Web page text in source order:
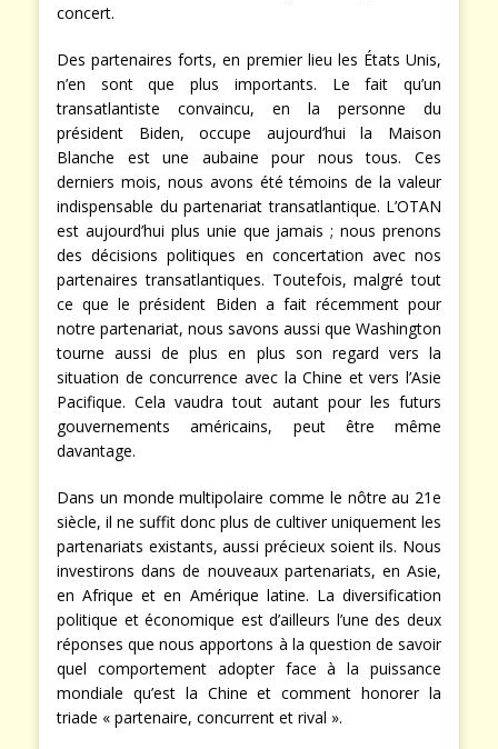
concert.
Des partenaires forts, en premier lieu les États Unis,
n’en sont que plus importants. Le fait qu’un
transatlantiste convaincu, en la personne du
président Biden, occupe aujourd’hui la Maison
Blanche est une aubaine pour nous tous. Ces
derniers mois, nous avons été témoins de la valeur
indispensable du partenariat transatlantique. L’OTAN
est aujourd’hui plus unie que jamais ; nous prenons
des décisions politiques en concertation avec nos
partenaires transatlantiques. Toutefois, malgré tout
ce que le président Biden a fait récemment pour
notre partenariat, nous savons aussi que Washington
tourne aussi de plus en plus son regard vers la
situation de concurrence avec la Chine et vers l’Asie
Pacifique. Cela vaudra tout autant pour les futurs
gouvernements américains, peut être même
davantage.
Dans un monde multipolaire comme le nôtre au 21e
siècle, il ne suffit donc plus de cultiver uniquement les
partenariats existants, aussi précieux soient ils. Nous
investirons dans de nouveaux partenariats, en Asie,
en Afrique et en Amérique latine. La diversification
politique et économique est d’ailleurs l’une des deux
réponses que nous apportons à la question de savoir
quel comportement adopter face à la puissance
mondiale qu’est la Chine et comment honorer la
triade « partenaire, concurrent et rival ».